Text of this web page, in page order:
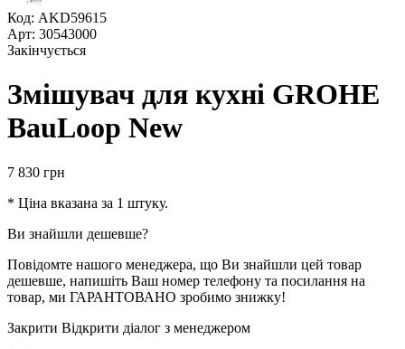
Код: AKD59615
Арт: 30543000
Закінчується
Змішувач для кухні GROHE
BauLoop New
7 830 грн
* Ціна вказана за 1 штуку.
Ви знайшли дешевше?
Повідомте нашого менеджера, що Ви знайшли цей товар
дешевше, напишіть Ваш номер телефону та посилання на
товар, ми ГАРАНТОВАНО зробимо знижку!
Закрити Відкрити діалог з менеджером